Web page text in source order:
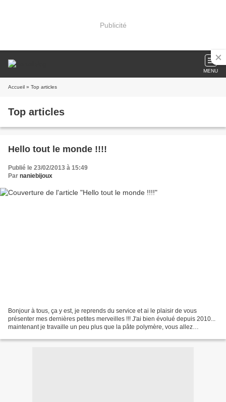
Publicité
MENU
Accueil » Top articles
Top articles
Hello tout le monde !!!!
Publié le 23/02/2013 à 15:49
Par naniebijoux
Bonjour à tous, ça y est, je reprends du service et ai le plaisir de vous
présenter mes dernières petites merveilles !!! J'ai bien évolué depuis 2010...
maintenant je travaille un peu plus que la pâte polymère, vous allez